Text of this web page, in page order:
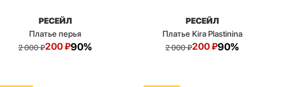
РЕСЕЙЛ
Платье перья
2 000₽200₽90%
РЕСЕЙЛ
Платье Kira Plastinina
2 000₽200₽90%